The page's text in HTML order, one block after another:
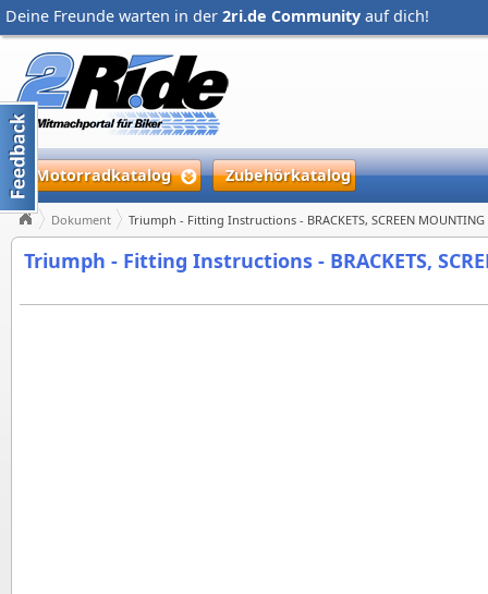
Deine Freunde warten in der 2ri.de Community auf dich!
Motorradkatalog Zubehörkatalog
Dokument Triumph - Fitting Instructions - BRACKETS, SCREEN MOUNTING
Triumph - Fitting Instructions - BRACKETS,